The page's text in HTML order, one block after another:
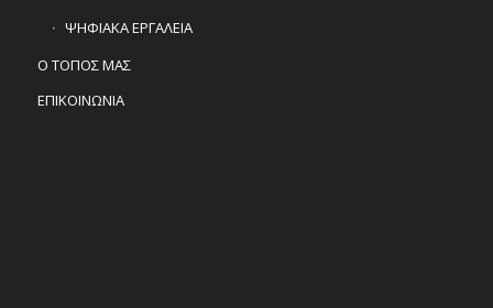
ΨΗΦΙΑΚΑ ΕΡΓΑΛΕΙΑ
Ο ΤΟΠΟΣ ΜΑΣ
ΕΠΙΚΟΙΝΩΝΙΑ